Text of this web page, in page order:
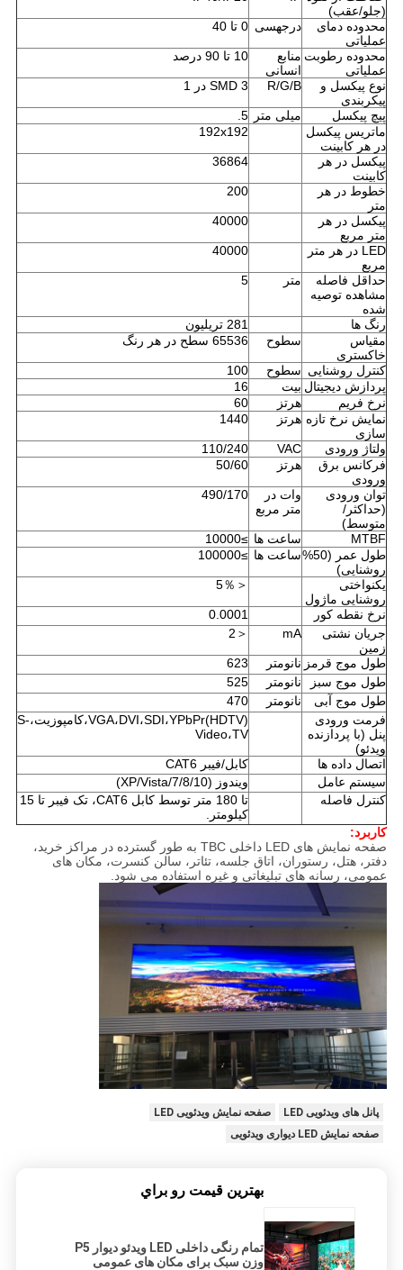
(جلو/عقب)
محدوده دمای
عملیاتی
درجهسی 0 تا 40
محدوده رطوبت
عملیاتی
منابع
انسانی
10 تا 90 درصد
نوع پیکسل و
پیکربندی
R/G/B SMD 3 در 1
پیچ پیکسل میلی متر
5.
ماتریس پیکسل
در هر کابینت
192x192
پیکسل در هر
کابینت
36864
خطوط در هر
متر
200
پیکسل در هر
متر مربع
40000
LED در هر متر
مربع
40000
حداقل فاصله
مشاهده توصیه
شده
متر 5
رنگ ها
281 تریلیون
مقیاس
خاکستری
سطوح 65536 سطح در هر رنگ
کنترل روشنایی سطوح
100
پردازش دیجیتال بیت
16
نرخ فریم
هرتز
60
نمایش نرخ تازه
سازی
هرتز 1440
ولتاژ ورودی VAC
110/240
فرکانس برق
ورودی
هرتز 50/60
توان ورودی
(حداکثر/
متوسط)
وات در
متر مربع
490/170
MTBF ساعت ها ≥10000
طول عمر (50%
روشنایی)
ساعت ها ≥100000
یکنواختی
روشنایی ماژول
＜5％
نرخ نقطه کور
0.0001
جریان نشتی
زمین
mA
＜2
طول موج قرمز نانومتر
623
طول موج سبز
نانومتر
525
طول موج آبی
نانومتر
470
فرمت ورودی
پنل (با پردازنده
ویدئو)
VGA،DVI،SDI،YPbPr(HDTV)،کامپوزیت،S-
Video،TV
اتصال داده ها
کابل/فیبر CAT6
سیستم عامل
ویندوز (XP/Vista/7/8/10)
کنترل فاصله
تا 180 متر توسط کابل CAT6، تک فیبر تا 15
کیلومتر.
کاربرد:
صفحه نمایش های LED داخلی TBC به طور گسترده در مراکز خرید،
دفتر، هتل، رستوران، اتاق جلسه، تئاتر، سالن کنسرت، مکان های
عمومی، رسانه های تبلیغاتی و غیره استفاده می شود.
پانل های ویدئویی LED
صفحه نمایش ویدئویی LED
صفحه نمایش LED دیواری ویدئویی
بهترين قيمت رو براي
تمام رنگی داخلی LED ویدئو دیوار P5
وزن سبک برای مکان های عمومی